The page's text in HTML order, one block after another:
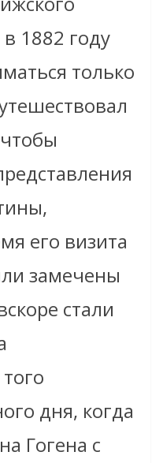
1882 году
только
его визита
замечены
стали
дня, когда
Гогена с